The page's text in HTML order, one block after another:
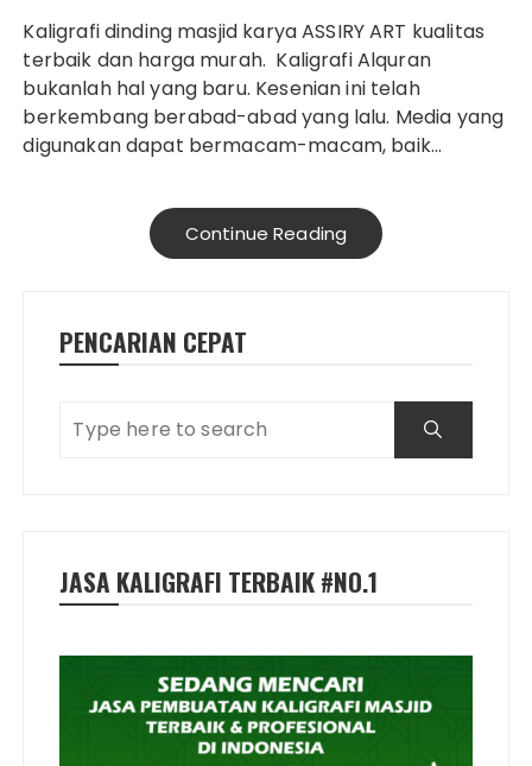
Kaligrafi dinding masjid karya ASSIRY ART kualitas
terbaik dan harga murah. Kaligrafi Alquran
bukanlah hal yang baru. Kesenian ini telah
berkembang berabad-abad yang lalu. Media yang
digunakan dapat bermacam-macam, baik…
Continue Reading
PENCARIAN CEPAT
JASA KALIGRAFI TERBAIK #NO.1